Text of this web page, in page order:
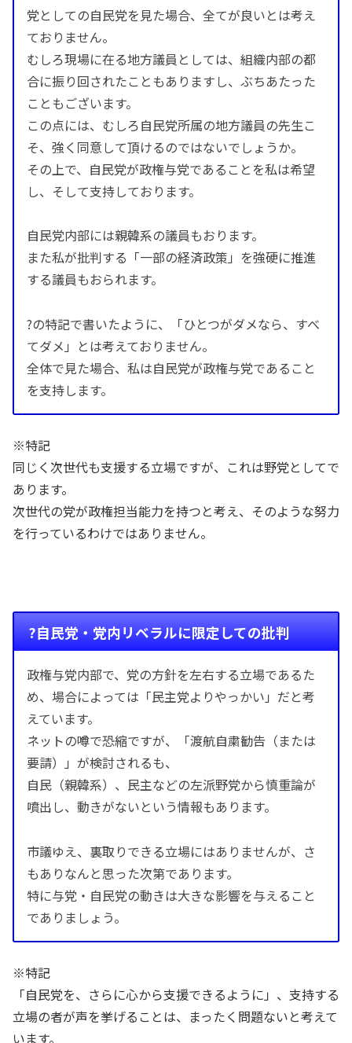
党としての自民党を見た場合、全てが良いとは考え
ておりません。
むしろ現場に在る地方議員としては、組織内部の都
合に振り回されたこともありますし、ぶちあたった
こともございます。
この点には、むしろ自民党所属の地方議員の先生こ
そ、強く同意して頂けるのではないでしょうか。
その上で、自民党が政権与党であることを私は希望
し、そして支持しております。
自民党内部には親韓系の議員もおります。
また私が批判する「一部の経済政策」を強硬に推進
する議員もおられます。
?の特記で書いたように、「ひとつがダメなら、すべ
てダメ」とは考えておりません。
全体で見た場合、私は自民党が政権与党であること
を支持します。
※特記
同じく次世代も支援する立場ですが、これは野党としてで
あります。
次世代の党が政権担当能力を持つと考え、そのような努力
を行っているわけではありません。
?自民党・党内リベラルに限定しての批判
政権与党内部で、党の方針を左右する立場であるた
め、場合によっては「民主党よりやっかい」だと考
えています。
ネットの噂で恐縮ですが、「渡航自粛勧告（または
要請）」が検討されるも、
自民（親韓系）、民主などの左派野党から慎重論が
噴出し、動きがないという情報もあります。
市議ゆえ、裏取りできる立場にはありませんが、さ
もありなんと思った次第であります。
特に与党・自民党の動きは大きな影響を与えること
でありましょう。
※特記
「自民党を、さらに心から支援できるように」、支持する
立場の者が声を挙げることは、まったく問題ないと考えて
います。